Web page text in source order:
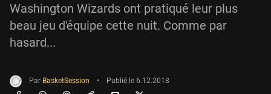
Washington Wizards ont pratiqué leur plus
beau jeu d'équipe cette nuit. Comme par
hasard...
Par BasketSession • Publié le 6.12.2018